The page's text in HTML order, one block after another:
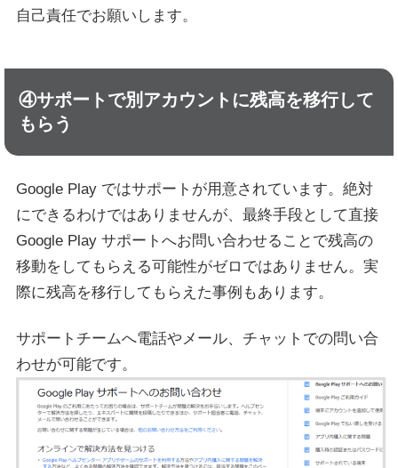
自己責任でお願いします。
④サポートで別アカウントに残高を移行して
もらう
Google Play ではサポートが用意されています。絶対
にできるわけではありませんが、最終手段として直接
Google Play サポートへお問い合わせることで残高の
移動をしてもらえる可能性がゼロではありません。実
際に残高を移行してもらえた事例もあります。
サポートチームへ電話やメール、チャットでの問い合
わせが可能です。